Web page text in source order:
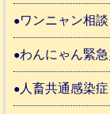
ワンニャン相
わんにゃん緊
人畜共通感染症